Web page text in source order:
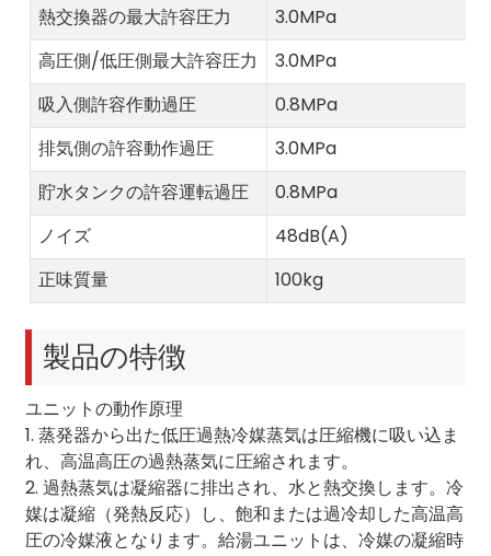
熱交換器の最大許容圧力
3.0MPa
高圧側/低圧側最大許容圧力
3.0MPa
吸入側許容作動過圧
0.8MPa
排気側の許容動作過圧
3.0MPa
貯水タンクの許容運転過圧
0.8MPa
ノイズ
48dB(A)
正味質量
100kg
製品の特徴
ユニットの動作原理
1. 蒸発器から出た低圧過熱冷媒蒸気は圧縮機に吸い込ま
れ、高温高圧の過熱蒸気に圧縮されます。
2. 過熱蒸気は凝縮器に排出され、水と熱交換します。冷
媒は凝縮（発熱反応）し、飽和または過冷却した高温高
圧の冷媒液となります。給湯ユニットは、冷媒の凝縮時